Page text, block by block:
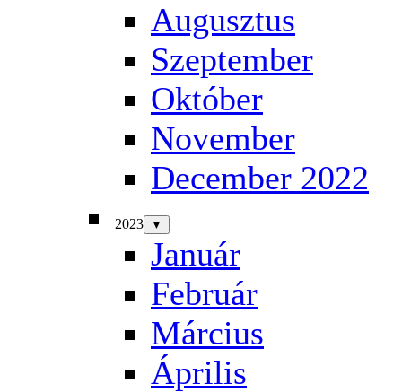
Augusztus
Szeptember
Október
November
December 2022
2023 ▼
Január
Február
Március
Április